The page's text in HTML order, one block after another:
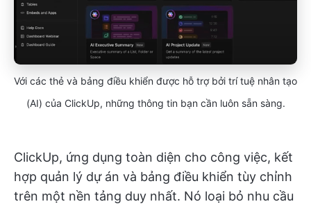
Với các thẻ và bảng điều khiển được hỗ trợ bởi trí tuệ nhân tạo
(AI) của ClickUp, những thông tin bạn cần luôn sẵn sàng.
ClickUp, ứng dụng toàn diện cho công việc, kết
hợp quản lý dự án và bảng điều khiển tùy chỉnh
trên một nền tảng duy nhất. Nó loại bỏ nhu cầu